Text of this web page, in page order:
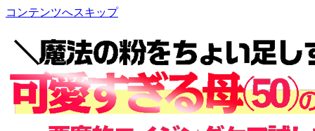
コンテンツへスキップ
cosmetics room